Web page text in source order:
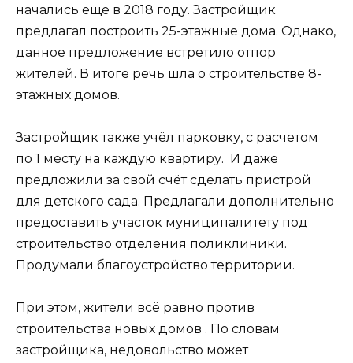
начались еще в 2018 году. Застройщик
предлагал построить 25-этажные дома. Однако,
данное предложение встретило отпор
жителей. В итоге речь шла о строительстве 8-
этажных домов.
Застройщик также учёл парковку, с расчетом
по 1 месту на каждую квартиру. И даже
предложили за свой счёт сделать пристрой
для детского сада. Предлагали дополнительно
предоставить участок муниципалитету под
строительство отделения поликлиники.
Продумали благоустройство территории.
При этом, жители всё равно против
строительства новых домов . По словам
застройщика, недовольство может